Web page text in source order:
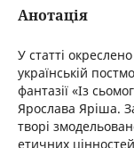
Анотація
У статті
українській
фантазії «Із
Ярослава Яріша.
творі
етичних